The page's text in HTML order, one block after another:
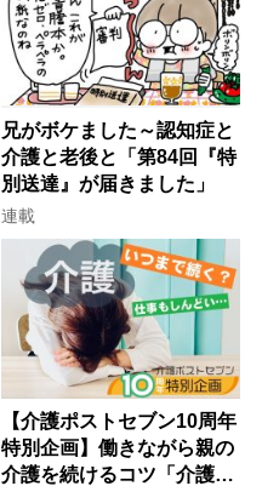
兄がボケました～認知症と
介護と老後と「第84回『特
別送達』が届きました」
連載
【介護ポストセブン10周年
特別企画】働きながら親の
介護を続けるコツ「介護は